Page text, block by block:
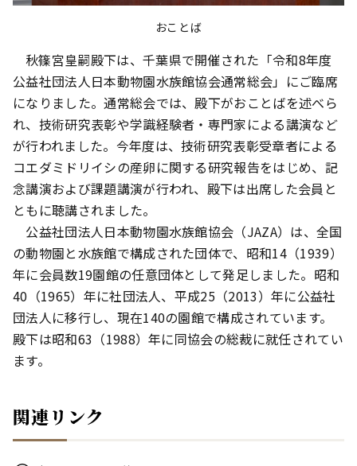
おことば
秋篠宮皇嗣殿下は、千葉県で開催された「令和8年度
公益社団法人日本動物園水族館協会通常総会」にご臨席
になりました。通常総会では、殿下がおことばを述べら
れ、技術研究表彰や学識経験者・専門家による講演など
が行われました。今年度は、技術研究表彰受章者による
コエダミドリイシの産卵に関する研究報告をはじめ、記
念講演および課題講演が行われ、殿下は出席した会員と
ともに聴講されました。
公益社団法人日本動物園水族館協会（JAZA）は、全国
の動物園と水族館で構成された団体で、昭和14（1939）
年に会員数19園館の任意団体として発足しました。昭和
40（1965）年に社団法人、平成25（2013）年に公益社
団法人に移行し、現在140の園館で構成されています。
殿下は昭和63（1988）年に同協会の総裁に就任されてい
ます。
関連リンク